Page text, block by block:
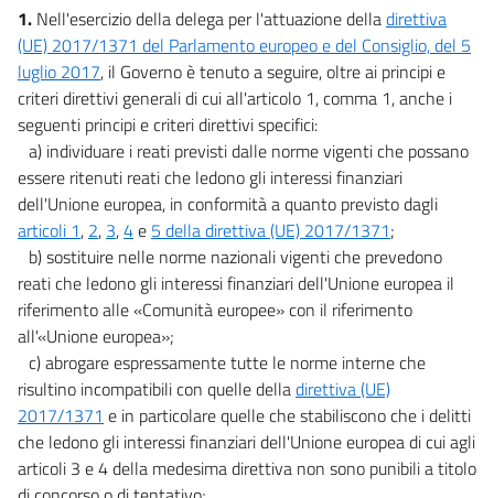
25
26
Allegati
Allegato A
Allegato A
1. Nell'esercizio della delega per l'attuazione delladirettiva
(UE) 2017/1371 del Parlamento europeo e del Consiglio, del 5
luglio 2017, il Governo è tenuto a seguire, oltre ai principi e
criteri direttivi generali di cui all'articolo 1, comma 1, anche i
seguenti principi e criteri direttivi specifici:
a) individuare i reati previsti dalle norme vigenti che possano
essere ritenuti reati che ledono gli interessi finanziari
dell'Unione europea, in conformità a quanto previsto dagli
articoli 1, 2, 3,4e 5 della direttiva (UE) 2017/1371;
b) sostituire nelle norme nazionali vigenti che prevedono
reati che ledono gli interessi finanziari dell'Unione europea il
riferimento alle «Comunità europee» con il riferimento
all'«Unione europea»;
c) abrogare espressamente tutte le norme interne che
risultino incompatibili con quelle delladirettiva (UE)
2017/1371 e in particolare quelle che stabiliscono che i delitti
che ledono gli interessi finanziari dell'Unione europea di cui agli
articoli 3 e 4 della medesima direttiva non sono punibili a titolo